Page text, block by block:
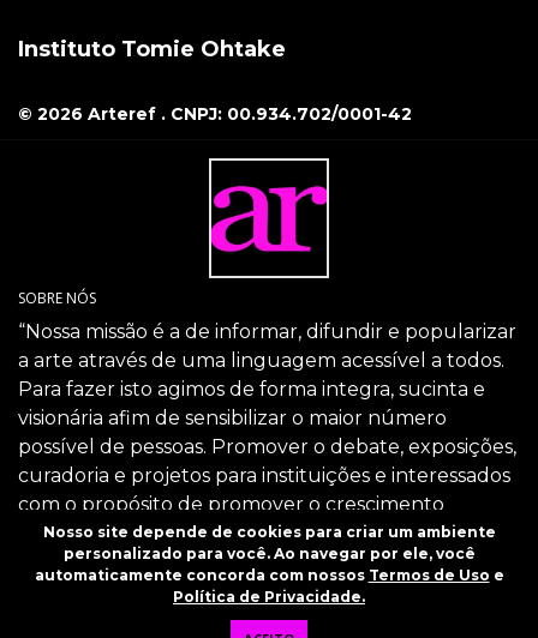
Instituto Tomie Ohtake
© 2026 Arteref . CNPJ: 00.934.702/0001-42
SOBRE NÓS
“Nossa missão é a de informar, difundir e popularizar
a arte através de uma linguagem acessível a todos.
Para fazer isto agimos de forma integra, sucinta e
visionária afim de sensibilizar o maior número
possível de pessoas. Promover o debate, exposições,
curadoria e projetos para instituições e interessados
com o propósito de promover o crescimento
intelectual da sociedade através da arte.”
SIGA-NOS
Nosso site depende de cookies para criar um ambiente
personalizado para você. Ao navegar por ele, você
automaticamente concorda com nossos Termos de Uso e
Política de Privacidade.